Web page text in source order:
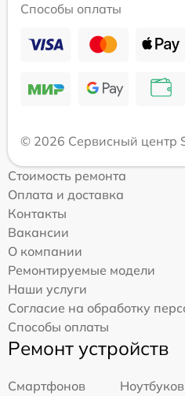
Способы оплаты
© 2026 Сервисный центр
Стоимость ремонта
Оплата и доставка
Контакты
Вакансии
О компании
Ремонтируемые модели
Наши услуги
Согласие на обработку
Способы оплаты
Ремонт устройств
Смартфонов
Ноутбуков